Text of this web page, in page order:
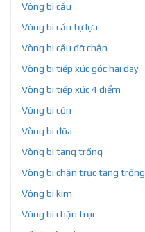
Vòng bi cầu
Vòng bi cầu tự lựa
Vòng bi cầu đỡ chặn
Vòng bi tiếp xúc góc hai dãy
Vòng bi tiếp xúc 4 điểm
Vòng bi côn
Vòng bi đũa
Vòng bi tang trống
Vòng bi chặn trục tang trống
Vòng bi kim
Vòng bi chặn trục